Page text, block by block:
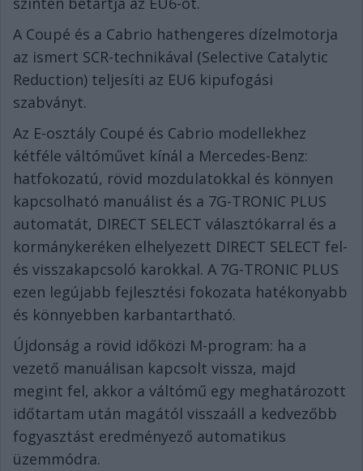
A Coupé és a Cabrio hathengeres dízelmotorja
az ismert SCR-technikával (Selective Catalytic
Reduction) teljesíti az EU6 kipufogási
szabványt.
Az E-osztály Coupé és Cabrio modellekhez
kétféle váltóművet kínál a Mercedes-Benz:
hatfokozatú, rövid mozdulatokkal és könnyen
kapcsolható manuálist és a 7G-TRONIC PLUS
automatát, DIRECT SELECT választókarral és a
kormánykeréken elhelyezett DIRECT SELECT fel-
és visszakapcsoló karokkal. A 7G-TRONIC PLUS
ezen legújabb fejlesztési fokozata hatékonyabb
és könnyebben karbantartható.
Újdonság a rövid időközi M-program: ha a
vezető manuálisan kapcsolt vissza, majd
megint fel, akkor a váltómű egy meghatározott
időtartam után magától visszaáll a kedvezőbb
fogyasztást eredményező automatikus
üzemmódra.